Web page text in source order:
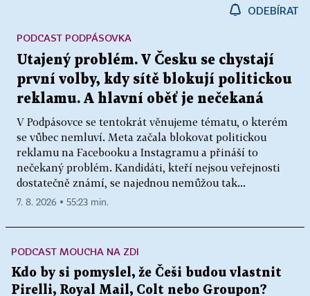
ODEBÍRAT
Utajený problém. V Česku se chystají
první volby, kdy sítě blokují politickou
reklamu. A hlavní oběť je nečekaná
V Podpásovce se tentokrát věnujeme tématu, o kterém
se vůbec nemluví. Meta začala blokovat politickou
reklamu na Facebooku a Instagramu a přináší to
nečekaný problém. Kandidáti, kteří nejsou veřejnosti
dostatečně známí, se najednou nemůžou tak...
PODCAST PODPÁSOVKA
7. 8. 2026 ▪ 55:23 min.
PODCAST MOUCHA NA ZDI
Kdo by si pomyslel, že Češi budou vlastnit
Pirelli, Royal Mail, Colt nebo Groupon?